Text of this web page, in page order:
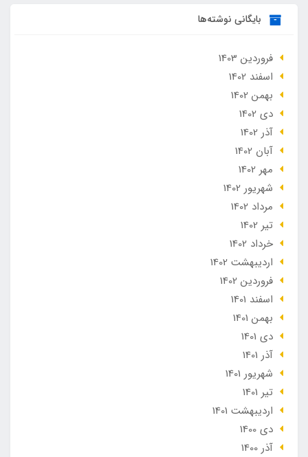
بایگانی نوشته‌ها
فروردین 1403
اسفند 1402
بهمن 1402
دی 1402
آذر 1402
آبان 1402
مهر 1402
شهریور 1402
مرداد 1402
تير 1402
خرداد 1402
ارديبهشت 1402
فروردین 1402
اسفند 1401
بهمن 1401
دی 1401
آذر 1401
شهریور 1401
تير 1401
ارديبهشت 1401
دی 1400
آذر 1400